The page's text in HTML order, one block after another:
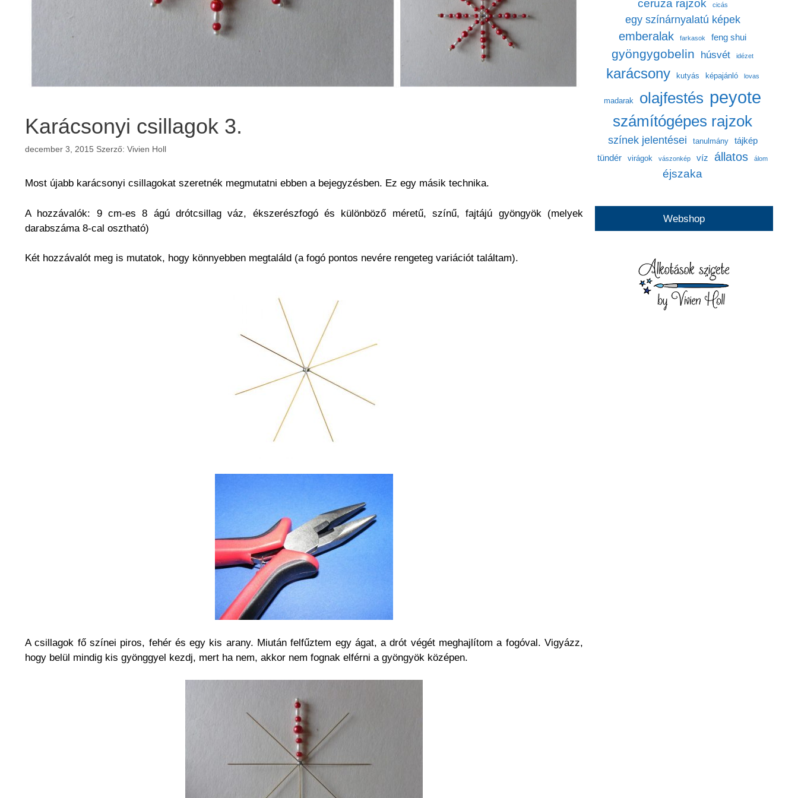
Karácsonyi csillagok 3.
december 3, 2015 Szerző: Vivien Holl
Most újabb karácsonyi csillagokat szeretnék megmutatni ebben a bejegyzésben. Ez egy másik technika.
A hozzávalók: 9 cm-es 8 ágú drótcsillag váz, ékszerészfogó és különböző méretű, színű, fajtájú gyöngyök (melyek
darabszáma 8-cal osztható)
Két hozzávalót meg is mutatok, hogy könnyebben megtaláld (a fogó pontos nevére rengeteg variációt találtam).
A csillagok fő színei piros, fehér és egy kis arany. Miután felfűztem egy ágat, a drót végét meghajlítom a fogóval. Vigyázz,
hogy belül mindig kis gyönggyel kezdj, mert ha nem, akkor nem fognak elférni a gyöngyök középen.
ceruza rajzok cicás
egy színárnyalatú képek
emberalak farkasok feng shui
gyöngygobelin húsvét idézet
karácsony kutyás képajánló lovas
madarak olajfestés peyote
számítógépes rajzok
színek jelentései tanulmány
tájkép
tündér
virágok vászonkép víz állatos álom
éjszaka
Webshop